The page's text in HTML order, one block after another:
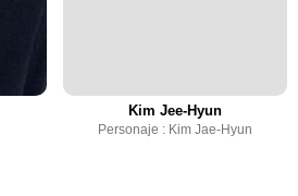
Kim Jee-Hyun
Personaje : Kim Jae-Hyun